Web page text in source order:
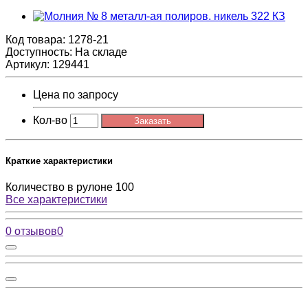
Код товара: 1278-21
Доступность: На складе
Артикул: 129441
Цена по запросу
Кол-во Заказать
Краткие характеристики
Количество в рулоне 100
Все характеристики
0 отзывов0